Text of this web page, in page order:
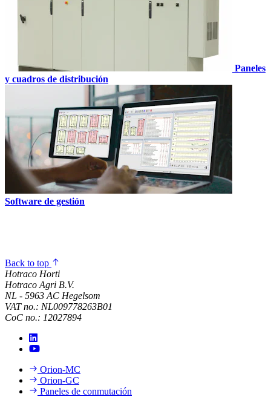
Paneles
y cuadros de distribución
Software de gestión
Back to top
Hotraco Horti
Hotraco Agri B.V.
NL - 5963 AC Hegelsom
VAT no.: NL009778263B01
CoC no.: 12027894
Orion-MC
Orion-GC
Paneles de conmutación